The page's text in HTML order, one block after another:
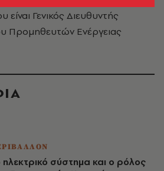
Γενικός Διευθυντής
Προμηθευτών Ενέργειας
ηλεκτρικό σύστημα και ο ρόλος